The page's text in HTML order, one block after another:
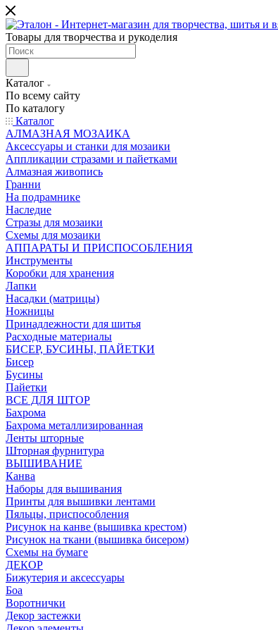
Товары для творчества и рукоделия
Каталог
По всему сайту
По каталогу
Каталог
АЛМАЗНАЯ МОЗАИКА
Аксессуары и станки для мозаики
Аппликации стразами и пайетками
Алмазная живопись
Гранни
На подрамнике
Наследие
Стразы для мозаики
Схемы для мозаики
АППАРАТЫ И ПРИСПОСОБЛЕНИЯ
Инструменты
Коробки для хранения
Лапки
Насадки (матрицы)
Ножницы
Принадлежности для шитья
Расходные материалы
БИСЕР, БУСИНЫ, ПАЙЕТКИ
Бисер
Бусины
Пайетки
ВСЕ ДЛЯ ШТОР
Бахрома
Бахрома металлизированная
Ленты шторные
Шторная фурнитура
ВЫШИВАНИЕ
Канва
Наборы для вышивания
Принты для вышивки лентами
Пяльцы, приспособления
Рисунок на канве (вышивка крестом)
Рисунок на ткани (вышивка бисером)
Схемы на бумаге
ДЕКОР
Бижутерия и аксессуары
Боа
Воротнички
Декор застежки